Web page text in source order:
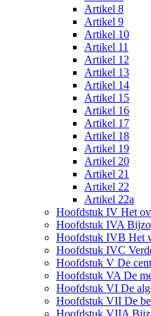
Artikel 8
Artikel 9
Artikel 10
Artikel 11
Artikel 12
Artikel 13
Artikel 14
Artikel 15
Artikel 16
Artikel 17
Artikel 18
Artikel 19
Artikel 20
Artikel 21
Artikel 22
Artikel 22a
Hoofdstuk IV Het
Hoofdstuk IVA
Hoofdstuk IVB Het
Hoofdstuk IVC
Hoofdstuk V De
Hoofdstuk VA De
Hoofdstuk VI De
Hoofdstuk VII De
Hoofdstuk VIIA